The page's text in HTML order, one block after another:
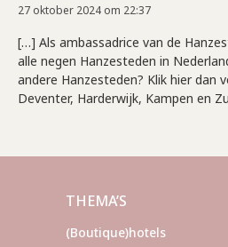
27 oktober 2024 om 22:37
[…] Als ambassadrice van de
alle negen Hanzesteden in
andere Hanzesteden? Klik hier dan
Deventer, Harderwijk, Kampen en
THEMA’S
(Boutique)hotels